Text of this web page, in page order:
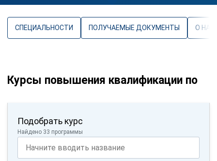
СПЕЦИАЛЬНОСТИ ПОЛУЧАЕМЫЕ ДОКУМЕНТЫ О
Курсы повышения квалификации по
Подобрать курс
Найдено 33 программы